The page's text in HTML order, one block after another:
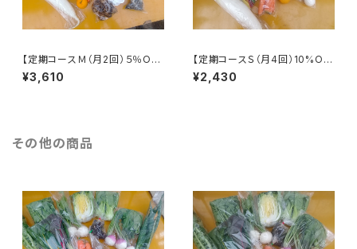
【定期コースＭ（月2回）５％OF
F】見沼野菜セット（Mサイズ）
※火曜または木曜発送
¥3,610
【定期コースＳ（月4回）10%OF
F】見沼野菜セット（Sサイズ）
※火曜または木曜発送
¥2,430
その他の商品